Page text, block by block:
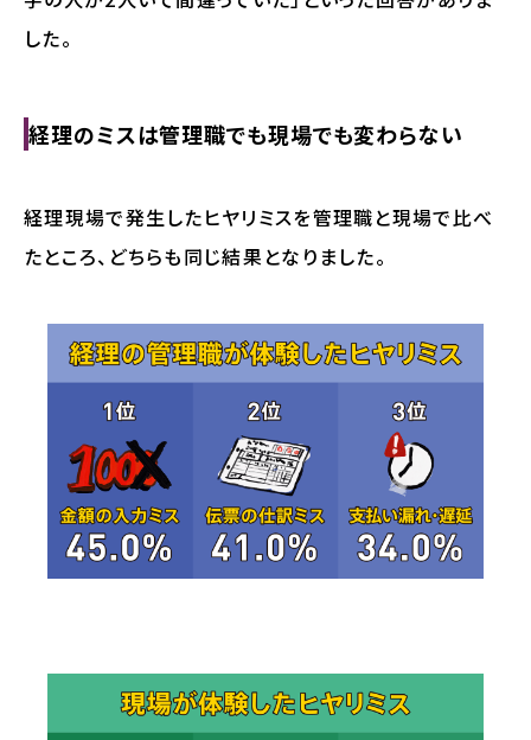
した。
経理のミスは管理職でも現場でも変わらない
経理現場で発生したヒヤリミスを管理職と現場で比べ
たところ、どちらも同じ結果となりました。